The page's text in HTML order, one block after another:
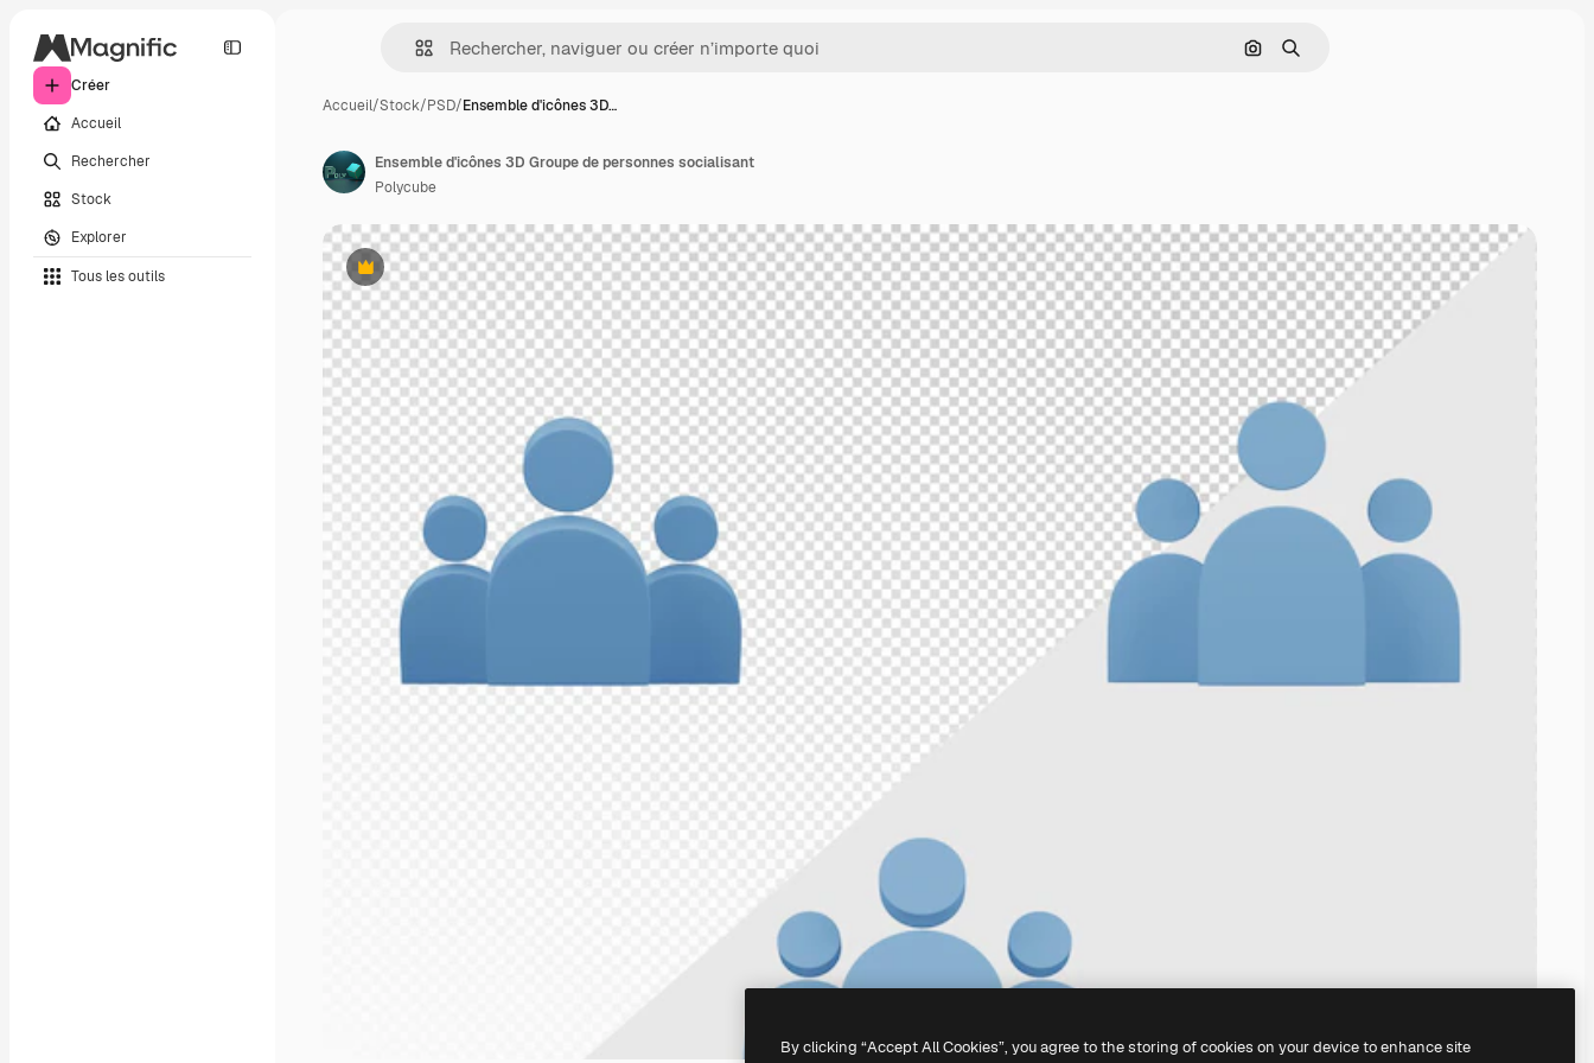
Créer
Accueil
Rechercher
Stock
Explorer
Tous les outils
Rechercher par image
Rechercher
Accueil/Stock/PSD/Ensemble d'icônes 3D…
Premium
Ensemble d'icônes 3D Groupe de personnes socialisant
Polycube
By clicking “Accept All Cookies”, you agree to the storing of cookies on your device to enhance site